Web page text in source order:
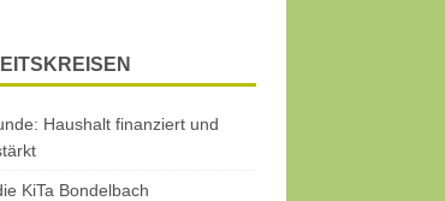
Haushalt finanziert und
KiTa Bondelbach